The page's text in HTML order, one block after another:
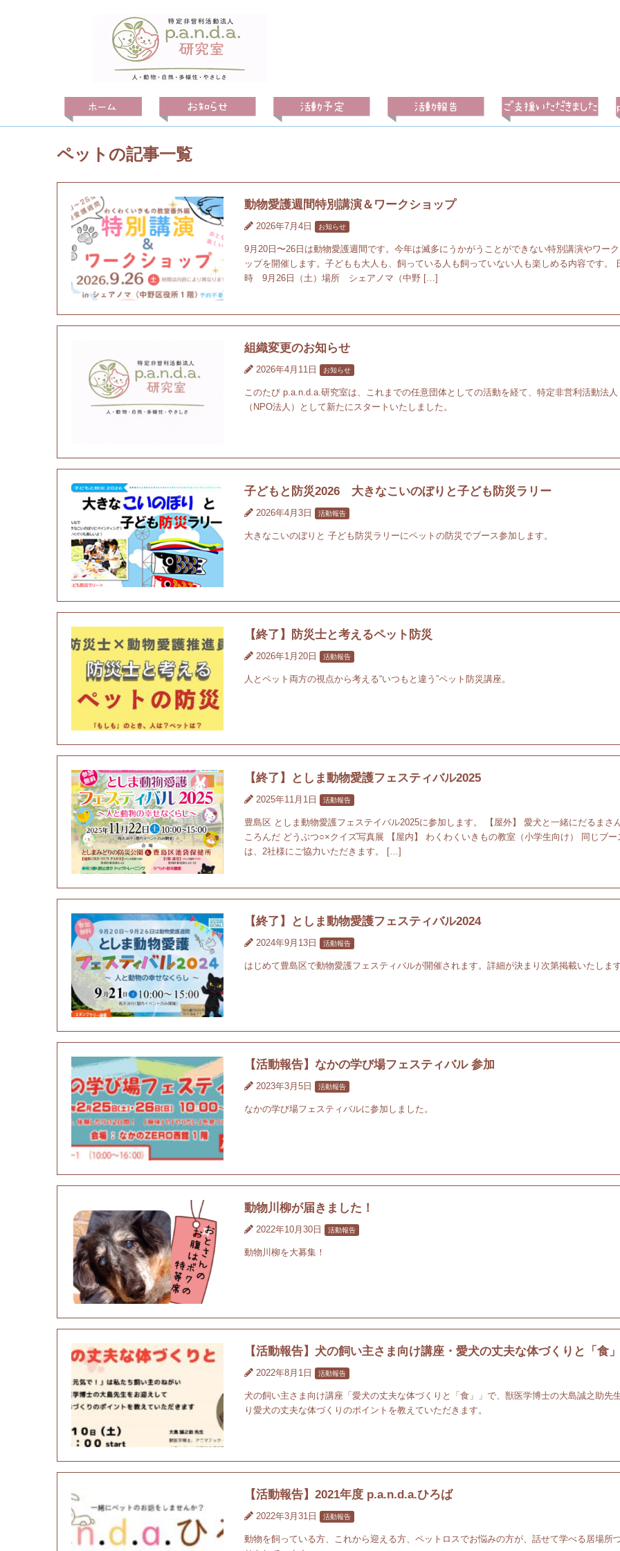
ペットの記事一覧
動物愛護週間特別講演＆ワークショップ
2026年7月4日 お知らせ
9月20日〜26日は動物愛護週間です。今年は滅多にうかがうことができない特別講演やワーク
ップを開催します。子どもも大人も、飼っている人も飼っていない人も楽しめる内容です。
時 9月26日（土）場所 シェアノマ（中野 […]
組織変更のお知らせ
2026年4月11日 お知らせ
このたび p.a.n.d.a.研究室は、これまでの任意団体としての活動を経て、特定非営利活動法人
（NPO法人）として新たにスタートいたしました。
子どもと防災2026 大きなこいのぼりと子ども防災ラリー
2026年4月3日 活動報告
大きなこいのぼりと 子ども防災ラリーにペットの防災でブース参加します。
【終了】防災士と考えるペット防災
2026年1月20日 活動報告
人とペット両方の視点から考える“いつもと違う”ペット防災講座。
【終了】としま動物愛護フェスティバル2025
2025年11月1日 活動報告
豊島区 としま動物愛護フェステイバル2025に参加します。 【屋外】 愛犬と一緒にだるまさ
ころんだ どうぶつ○×クイズ写真展 【屋内】 わくわくいきもの教室（小学生向け） 同じブー
は、2社様にご協力いただきます。 […]
【終了】としま動物愛護フェスティバル2024
2024年9月13日 活動報告
はじめて豊島区で動物愛護フェスティバルが開催されます。詳細が決まり次第掲載いたします
【活動報告】なかの学び場フェスティバル 参加
2023年3月5日 活動報告
なかの学び場フェスティバルに参加しました。
動物川柳が届きました！
2022年10月30日 活動報告
動物川柳を大募集！
【活動報告】犬の飼い主さま向け講座・愛犬の丈夫な体づくりと「食」
2022年8月1日 活動報告
犬の飼い主さま向け講座「愛犬の丈夫な体づくりと「食」」で、獣医学博士の大島誠之助先
り愛犬の丈夫な体づくりのポイントを教えていただきます。
【活動報告】2021年度 p.a.n.d.a.ひろば
2022年3月31日 活動報告
動物を飼っている方、これから迎える方、ペットロスでお悩みの方が、話せて学べる居場所